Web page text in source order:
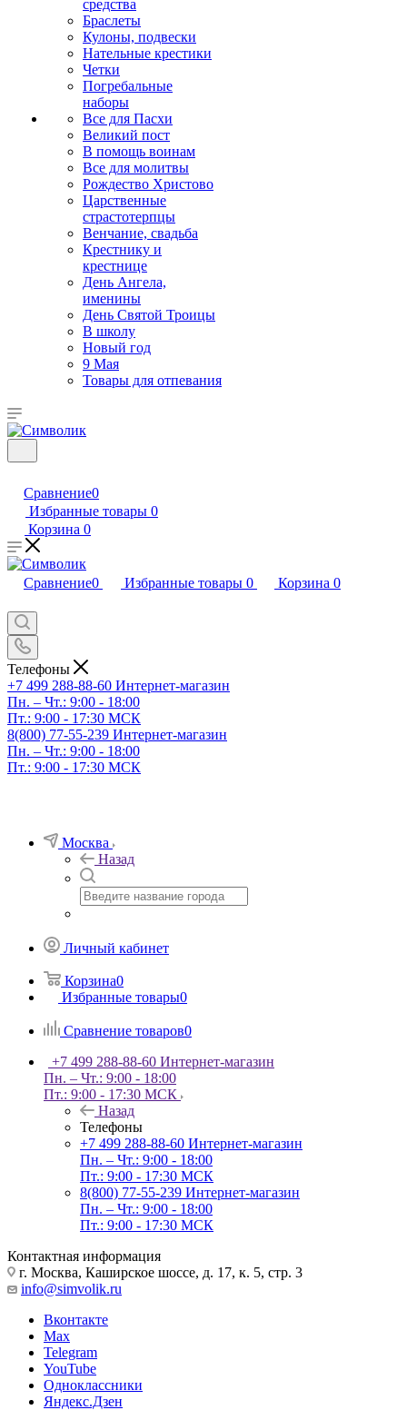
средства
Браслеты
Кулоны, подвески
Нательные крестики
Четки
Погребальные
наборы
Все для Пасхи
Великий пост
В помощь воинам
Все для молитвы
Рождество Христово
Царственные
страстотерпцы
Венчание, свадьба
Крестнику и
крестнице
День Ангела,
именины
День Святой Троицы
В школу
Новый год
9 Мая
Товары для отпевания
Сравнение0
Избранные товары 0
Корзина 0
Сравнение0 Избранные товары 0 Корзина 0
Телефоны
+7 499 288-88-60 Интернет-магазин
Пн. – Чт.: 9:00 - 18:00
Пт.: 9:00 - 17:30 МСК
8(800) 77-55-239 Интернет-магазин
Пн. – Чт.: 9:00 - 18:00
Пт.: 9:00 - 17:30 МСК
Москва
Назад
Личный кабинет
Корзина0
Избранные товары0
Сравнение товаров0
+7 499 288-88-60 Интернет-магазин
Пн. – Чт.: 9:00 - 18:00
Пт.: 9:00 - 17:30 МСК
Назад
Телефоны
+7 499 288-88-60 Интернет-магазин
Пн. – Чт.: 9:00 - 18:00
Пт.: 9:00 - 17:30 МСК
8(800) 77-55-239 Интернет-магазин
Пн. – Чт.: 9:00 - 18:00
Пт.: 9:00 - 17:30 МСК
Контактная информация
г. Москва, Каширское шоссе, д. 17, к. 5, стр. 3
info@simvolik.ru
Вконтакте
Max
Telegram
YouTube
Одноклассники
Яндекс.Дзен